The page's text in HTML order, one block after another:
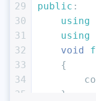
29
30
31
32
33
34
35
public :
using
using
void
{
    }